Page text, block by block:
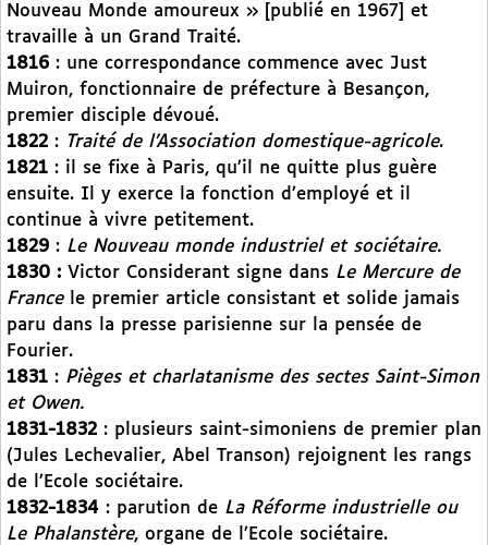
Nouveau Monde amoureux » [publié en 1967] et
travaille à un Grand Traité.
1816 : une correspondance commence avec Just
Muiron, fonctionnaire de préfecture à Besançon,
premier disciple dévoué.
1822 : Traité de l’Association domestique-agricole.
1821 : il se fixe à Paris, qu’il ne quitte plus guère
ensuite. Il y exerce la fonction d’employé et il
continue à vivre petitement.
1829 : Le Nouveau monde industriel et sociétaire.
1830 : Victor Considerant signe dans Le Mercure de
Francele premier article consistant et solide jamais
paru dans la presse parisienne sur la pensée de
Fourier.
1831 : Pièges et charlatanisme des sectes Saint-Simon
et Owen.
1831-1832 : plusieurs saint-simoniens de premier plan
(Jules Lechevalier, Abel Transon) rejoignent les rangs
de l’Ecole sociétaire.
1832-1834 : parution de La Réforme industrielle ou
Le Phalanstère, organe de l’Ecole sociétaire.